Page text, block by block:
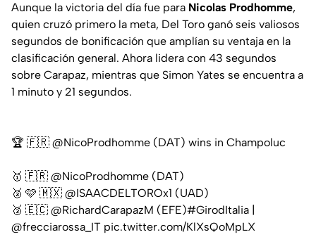
Aunque la victoria del día fue para Nicolas Prodhomme,
quien cruzó primero la meta, Del Toro ganó seis valiosos
segundos de bonificación que amplían su ventaja en la
clasificación general. Ahora lidera con 43 segundos
sobre Carapaz, mientras que Simon Yates se encuentra a
1 minuto y 21 segundos.
🏆 🇫🇷 @NicoProdhomme (DAT) wins in Champoluc
🥇 🇫🇷 @NicoProdhomme (DAT)
🥈 🩷 🇲🇽 @ISAACDELTOROx1 (UAD)
🥉 🇪🇨 @RichardCarapazM (EFE)#GirodItalia
@frecciarossa_IT pic.twitter.com/KlXsQoMpLX